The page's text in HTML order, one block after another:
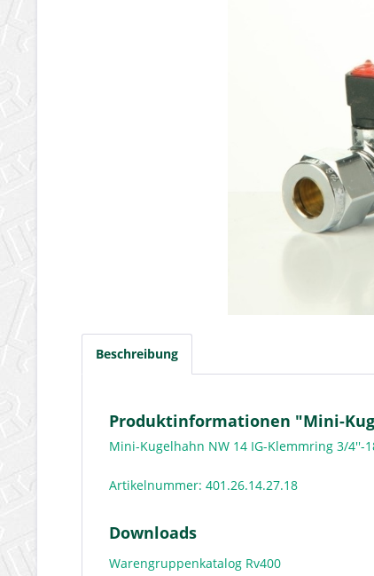
Beschreibung
Produktinformationen "Mini-
Mini-Kugelhahn NW 14 IG-Klemmring 3/4''-
Artikelnummer: 401.26.14.27.18
Downloads
Warengruppenkatalog Rv400